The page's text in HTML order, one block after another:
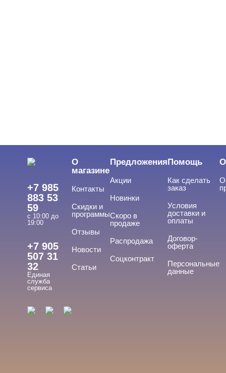
+7 985
883 53
59
с 10:00 до
19:00
+7 905
507 31
32
Единая
служба
сервиса
О
магазине
Контакты
Скидки и
программы
Отзывы
Новости
Статьи
Предложения
Акции
Новинки
Скоро в
продаже
Распродажа
Соцконтракт
Помощь
Как сделать
заказ
Условия
доставки и
оплаты
Договор-
оферта
Персональные
данные